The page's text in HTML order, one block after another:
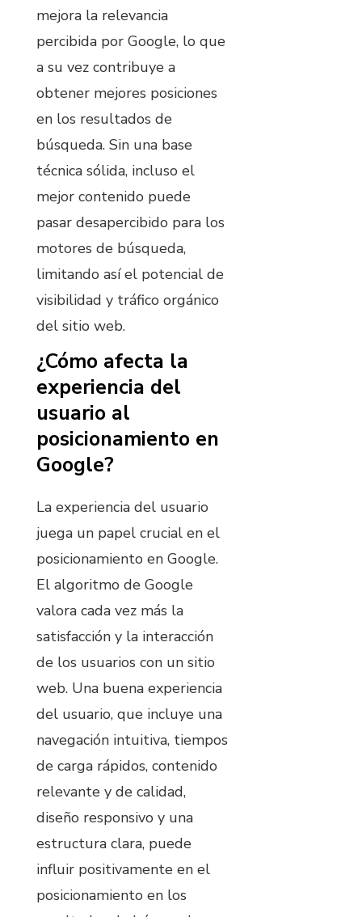
mejora la relevancia
percibida por Google, lo que
a su vez contribuye a
obtener mejores posiciones
en los resultados de
búsqueda. Sin una base
técnica sólida, incluso el
mejor contenido puede
pasar desapercibido para los
motores de búsqueda,
limitando así el potencial de
visibilidad y tráfico orgánico
del sitio web.
¿Cómo afecta la
experiencia del
usuario al
posicionamiento en
Google?
La experiencia del usuario
juega un papel crucial en el
posicionamiento en Google.
El algoritmo de Google
valora cada vez más la
satisfacción y la interacción
de los usuarios con un sitio
web. Una buena experiencia
del usuario, que incluye una
navegación intuitiva, tiempos
de carga rápidos, contenido
relevante y de calidad,
diseño responsivo y una
estructura clara, puede
influir positivamente en el
posicionamiento en los